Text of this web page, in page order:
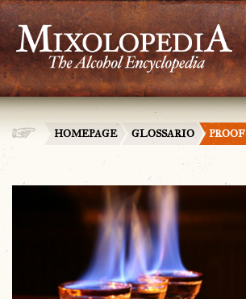
HOMEPAGE GLOSSARIO PROOF